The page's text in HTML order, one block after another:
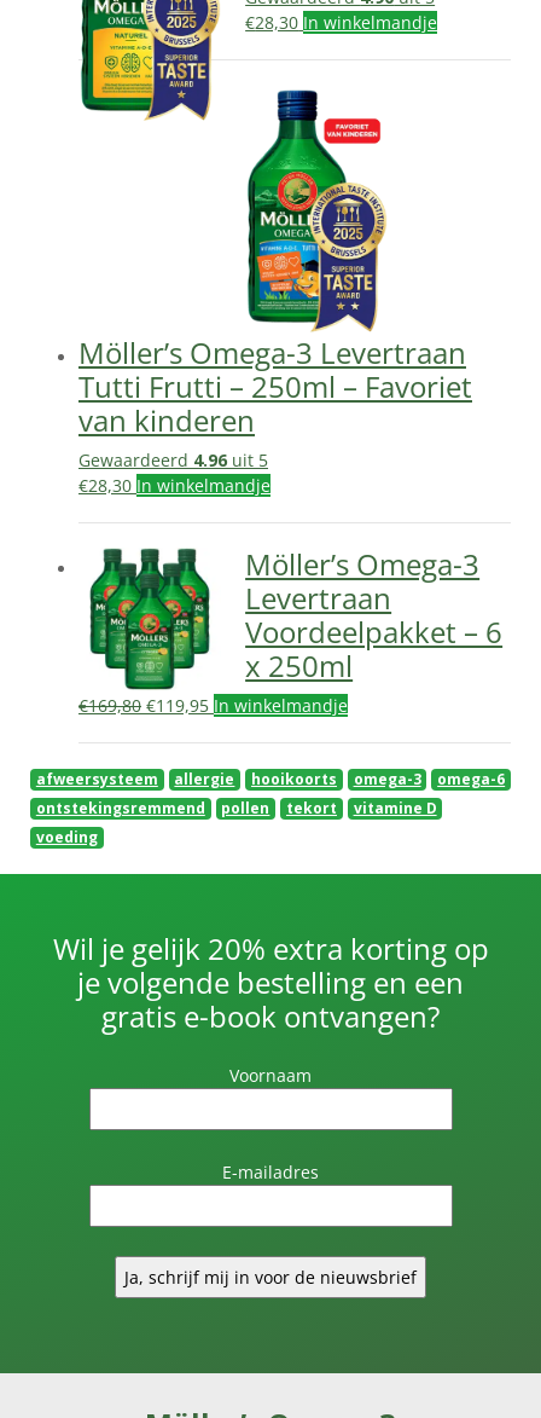
€28,30 In winkelmandje
Möller’s Omega-3 Levertraan
Tutti Frutti – 250ml – Favoriet
van kinderen
Gewaardeerd 4.96 uit 5
€28,30 In winkelmandje
Möller’s Omega-3
Levertraan
Voordeelpakket – 6
x 250ml
€169,80 Oorspronkelijke
€169,80.
€119,95Huidige
€119,95.
In winkelmandje
afweersysteem allergie hooikoorts omega-3
omega-6
ontstekingsremmend
pollen tekort
vitamine D
voeding
Wil je gelijk 20% extra korting op
je volgende bestelling en een
gratis e-book ontvangen?
Voornaam
E-mailadres